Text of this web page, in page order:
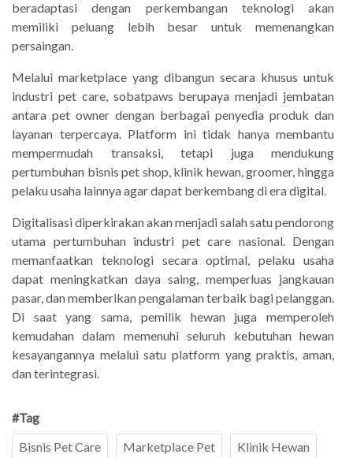
beradaptasi dengan perkembangan teknologi akan
memiliki peluang lebih besar untuk memenangkan
persaingan.
Melalui marketplace yang dibangun secara khusus untuk
industri pet care, sobatpaws berupaya menjadi jembatan
antara pet owner dengan berbagai penyedia produk dan
layanan terpercaya. Platform ini tidak hanya membantu
mempermudah transaksi, tetapi juga mendukung
pertumbuhan bisnis pet shop, klinik hewan, groomer, hingga
pelaku usaha lainnya agar dapat berkembang di era digital.
Digitalisasi diperkirakan akan menjadi salah satu pendorong
utama pertumbuhan industri pet care nasional. Dengan
memanfaatkan teknologi secara optimal, pelaku usaha
dapat meningkatkan daya saing, memperluas jangkauan
pasar, dan memberikan pengalaman terbaik bagi pelanggan.
Di saat yang sama, pemilik hewan juga memperoleh
kemudahan dalam memenuhi seluruh kebutuhan hewan
kesayangannya melalui satu platform yang praktis, aman,
dan terintegrasi.
#Tag
Bisnis Pet Care
Marketplace Pet Klinik Hewan